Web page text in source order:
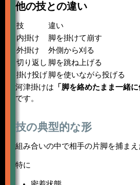
他の技との違い
技
違い
内掛け
脚を掛けて崩す
外掛け
外側から刈る
切り返し 脚を跳ね上げる
掛け投げ 脚を使いながら投げる
河津掛けは 「脚を絡めたまま一緒に
です。
技の典型的な形
組み合いの中で相手の片脚を捕まえ
特に